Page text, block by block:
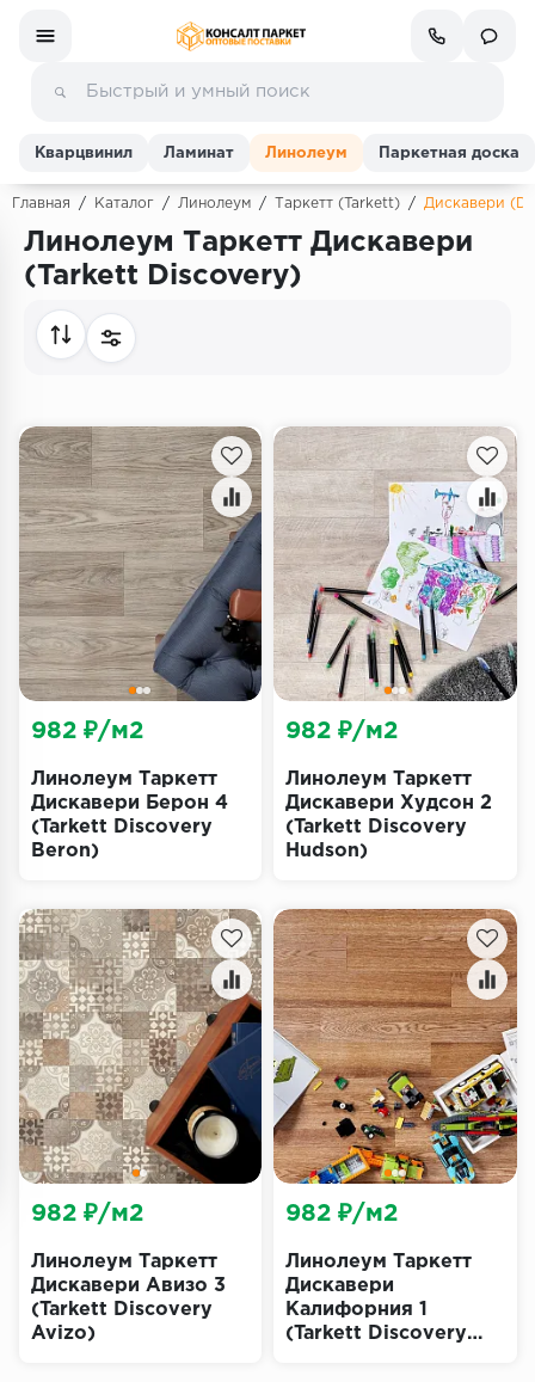
Линолеум
Инженерная доска
Паркетная доска
Террасная доска
Пробковое покрытие
Ковровая плитка
Плинтус
Подложка
Строительные материалы
Кварцвинил Ламинат Линолеум Паркетная доска
Главная / Каталог / Линолеум / Таркетт (Tarkett) / Дискавери
Линолеум Таркетт Дискавери
(Tarkett Discovery)
Линолеум Таркетт
Дискавери Берон 4
(Tarkett Discovery
Beron)
982 ₽/м2
Линолеум Таркетт
Дискавери Худсон 2
(Tarkett Discovery
Hudson)
982 ₽/м2
Линолеум Таркетт
Дискавери Авизо 3
(Tarkett Discovery
Avizo)
982 ₽/м2
Линолеум Таркетт
Дискавери
Калифорния 1
(Tarkett Discovery
982 ₽/м2